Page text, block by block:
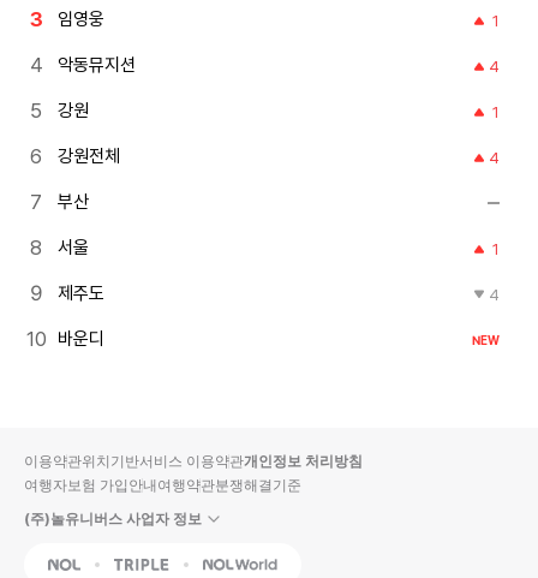
임영웅 1
악동뮤지션 4
강원 1
강원전체 4
부산
서울 1
제주도 4
바운디 NEW
이용약관위치기반서비스 이용약관개인정보 처리방침
여행자보험 가입안내여행약관분쟁해결기준
(주)놀유니버스 사업자 정보
NOL Triple Interpark Global